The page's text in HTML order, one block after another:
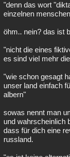
"denn das wort
einzelnen
öhm.. nein? das ist
"nicht die eines
es sind viel mehr
"wie schon gesagt
unser land einfach
albern"
sowas nennt man
und wahrscheinlich
dass für dich eine
russland.